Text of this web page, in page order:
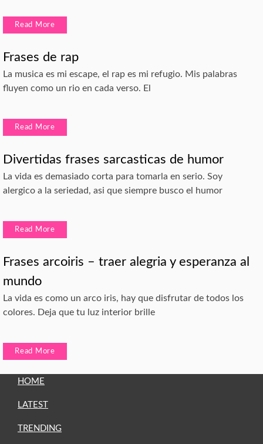
Read More
Frases de rap
La musica es mi escape, el rap es mi refugio. Mis palabras
fluyen como un rio en cada verso. El
Read More
Divertidas frases sarcasticas de humor
La vida es demasiado corta para tomarla en serio. Soy
alergico a la seriedad, asi que siempre busco el humor
Read More
Frases arcoiris – traer alegria y esperanza al
mundo
La vida es como un arco iris, hay que disfrutar de todos los
colores. Deja que tu luz interior brille
Read More
HOME
LATEST
TRENDING